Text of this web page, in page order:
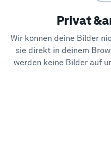
Privat
Wir können deine Bilder
sie direkt in deinem
werden keine Bilder auf